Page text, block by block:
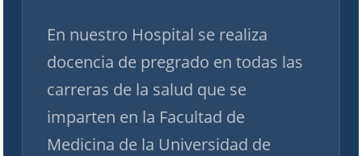
En nuestro Hospital se realiza
docencia de pregrado en todas las
carreras de la salud que se
imparten en la Facultad de
Medicina de la Universidad de